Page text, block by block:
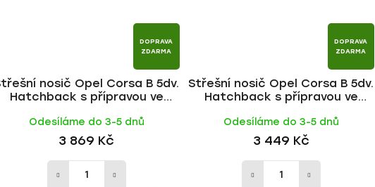
DOPRAVA
ZDARMA
nosič Opel Corsa B 5dv.
Hatchback s přípravou ve
HAKR
Odesíláme do 3-5 dnů
3 869 Kč
DOPRAVA
ZDARMA
Střešní nosič Opel Corsa B 5dv.
Hatchback s přípravou ve
Odesíláme do 3-5 dnů
3 449 Kč